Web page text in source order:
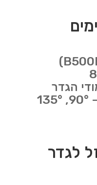
הגדר
כיפופים לפי מפרט — 90°, 135°
לגדר